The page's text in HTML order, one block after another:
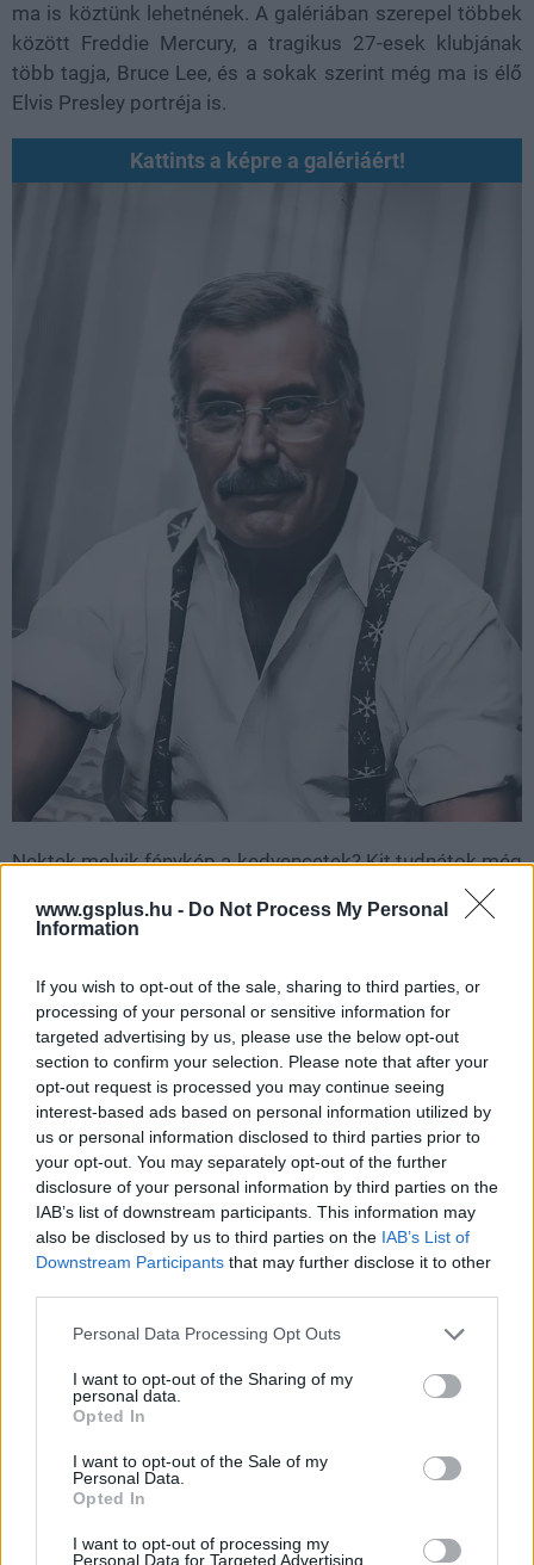
www.gsplus.hu - Do Not Process My Personal
Information
If you wish to opt-out of the sale, sharing to third parties, or
processing of your personal or sensitive information for
targeted advertising by us, please use the below opt-out
section to confirm your selection. Please note that after your
opt-out request is processed you may continue seeing
interest-based ads based on personal information utilized by
us or personal information disclosed to third parties prior to
your opt-out. You may separately opt-out of the further
disclosure of your personal information by third parties on the
IAB’s list of downstream participants. This information may
also be disclosed by us to third parties on the IAB’s List of
Downstream Participants that may further disclose it to other
Please note that this website/app uses one or more Google
not limited to your visit or usage behaviour. You may click to
grant or deny consent to Google and its third-party tags to
use your data for below specified purposes in below Google
consent section.
Personal Data Processing Opt Outs
I want to opt-out of the Sharing of my
personal data.
Opted In
I want to opt-out of the Sale of my
Personal Data.
Opted In
I want to opt-out of processing my
Personal Data for Targeted Advertising.
ma is köztünk lehetnének.A galériában szerepel többek
között Freddie Mercury, a tragikus 27-esek klubjának
több tagja, Bruce Lee, és a sokak szerint még ma is élő
Elvis Presley portréja is.
Kattints a képre a galériáért!
Nektek melyik fénykép a kedvencetek? Kit tudnátok még
Hírek, érdekességek, tippek, ajánlók, unboxing,
hardveres videók, minden, ami 1-2 percbe belefér.
Kövess minket TikTokon is!
Megnézem
SMASH by Meló-Diák: Homok, zene és a nyár legjobb
hangulata – Jön a második forduló! (X)
sorozat.
#as if nothing happened #művészet
#alper
#mesterséges intelligencia